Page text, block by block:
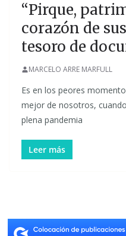
“Pirque,
corazón de
tesoro de
MARCELO ARRE MARFULL
Es en los peores
mejor de nosotros,
plena pandemia
Leer más